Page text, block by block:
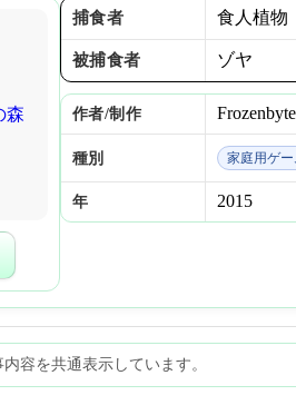
捕食者 食人植物
被捕食者 ゾヤ
作者/制作 Frozenbyte
種別 家庭用ゲー
年 2015
容を共通表示しています。